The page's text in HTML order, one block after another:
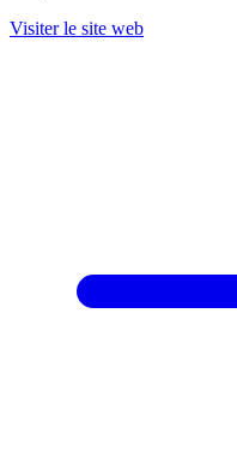
Visiter le site web